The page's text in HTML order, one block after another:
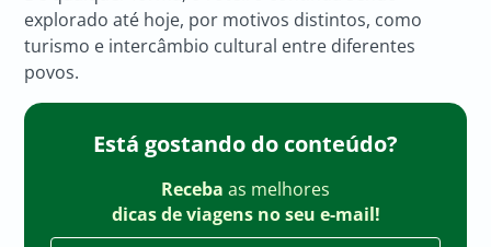
explorado até hoje, por motivos distintos, como
turismo e intercâmbio cultural entre diferentes
povos.
Está gostando do conteúdo?
Receba as melhores
dicas de viagens no seu e-mail!